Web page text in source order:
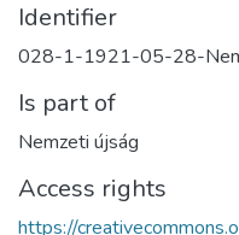
Identifier
028-1-1921-05-28-
Is part of
Nemzeti újság
Access rights
https://